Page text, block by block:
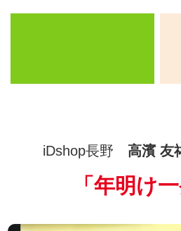
iDshop長野 高濱 友
「 年明け一